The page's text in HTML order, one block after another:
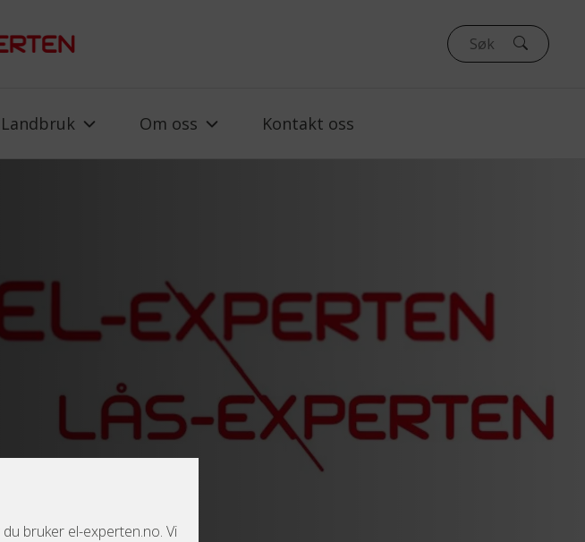
Landbruk Om oss Kontakt oss